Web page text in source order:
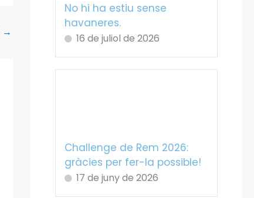
→
No hi ha estiu sense
havaneres.
16 de juliol de 2026
Challenge de Rem 2026:
gràcies per fer-la possible!
17 de juny de 2026